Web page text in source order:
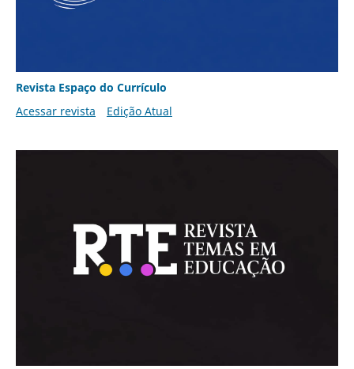
Revista Espaço do Currículo
Acessar revista
Edição Atual